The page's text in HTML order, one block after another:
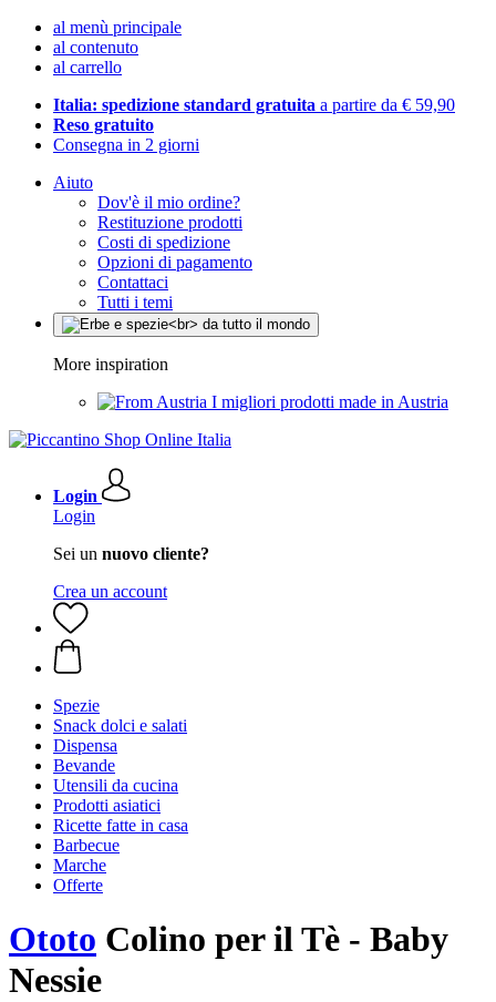
al menù principale
al contenuto
al carrello
Italia: spedizione standard gratuita a partire da € 59,90
Reso gratuito
Consegna in 2 giorni
Aiuto
Dov'è il mio ordine?
Restituzione prodotti
Costi di spedizione
Opzioni di pagamento
Contattaci
Tutti i temi
More inspiration
I migliori prodotti made in Austria
Login
Login
Sei un nuovo cliente?
Crea un account
Spezie
Snack dolci e salati
Dispensa
Bevande
Utensili da cucina
Prodotti asiatici
Ricette fatte in casa
Barbecue
Marche
Offerte
Ototo Colino per il Tè - Baby
Nessie